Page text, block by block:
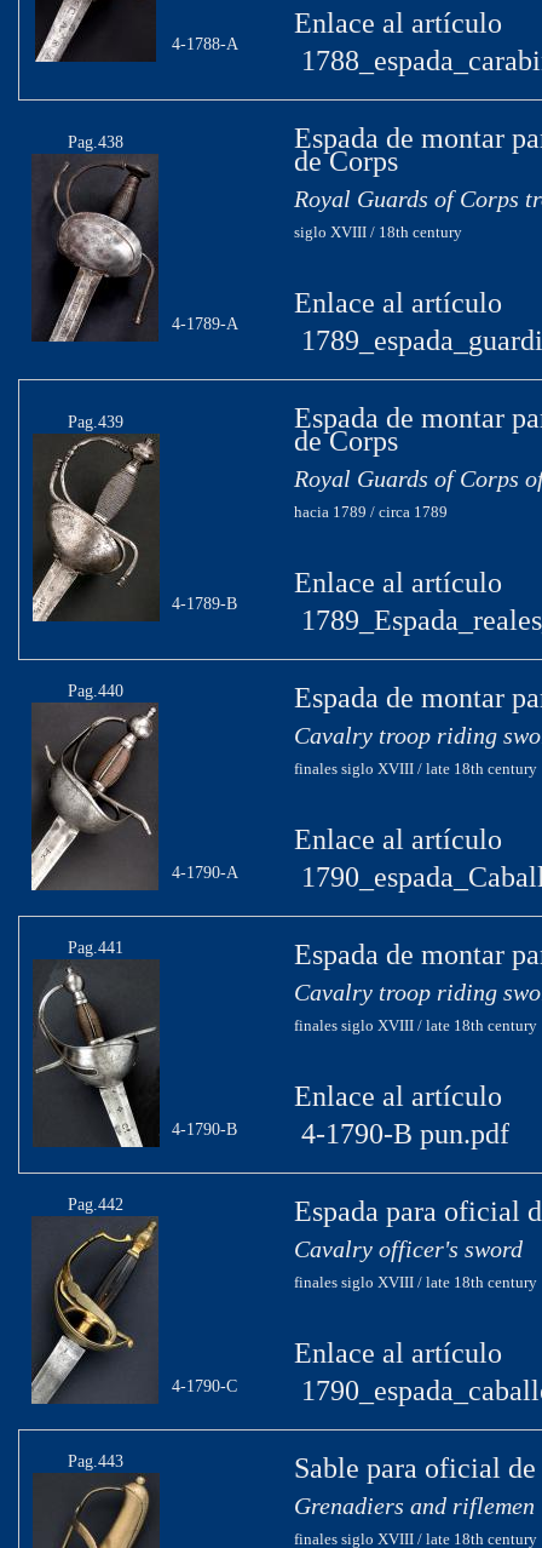
4-1788-A
Enlace al artículo
Pag.438
4-1789-A
Espada de montar
de Corps
Royal Guards of Corps
siglo XVIII / 18th century
Enlace al artículo
Pag.439
4-1789-B
Espada de montar
de Corps
Royal Guards of Corps
hacia 1789 / circa 1789
Enlace al artículo
Pag.440
4-1790-A
Espada de montar
Cavalry troop riding
finales siglo XVIII / late 18th century
Enlace al artículo
Pag.441
4-1790-B
Espada de montar
Cavalry troop riding
finales siglo XVIII / late 18th century
Enlace al artículo
4-1790-B pun.pdf
Pag.442
4-1790-C
Espada para oficial
Cavalry officer's sword
finales siglo XVIII / late 18th century
Enlace al artículo
Pag.443 Sable para oficial de
Grenadiers and
finales siglo XVIII / late 18th century